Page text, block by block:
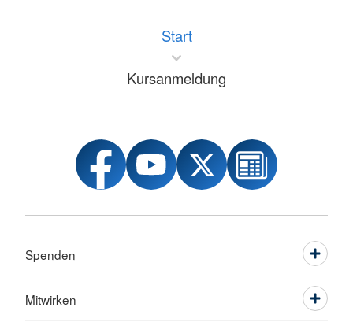
Start
Kursanmeldung
Spenden
Mitwirken